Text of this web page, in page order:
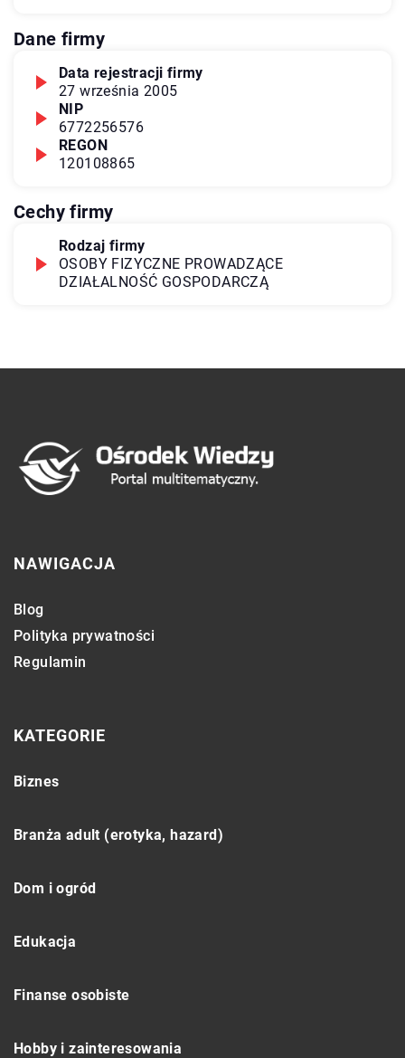
Dane firmy
Data rejestracji firmy
27 września 2005
NIP
6772256576
REGON
120108865
Cechy firmy
Rodzaj firmy
OSOBY FIZYCZNE PROWADZĄCE
DZIAŁALNOŚĆ GOSPODARCZĄ
NAWIGACJA
Blog
Polityka prywatności
Regulamin
KATEGORIE
Biznes
Branża adult (erotyka, hazard)
Dom i ogród
Edukacja
Finanse osobiste
Hobby i zainteresowania